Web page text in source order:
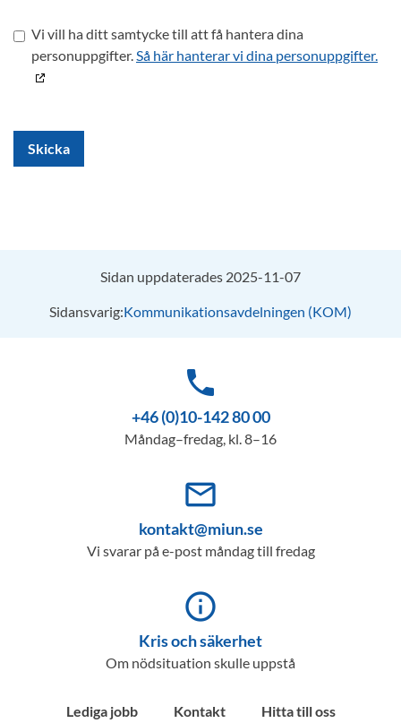
Vi vill ha ditt samtycke till att få hantera dina
personuppgifter.Så här hanterar vi dina personuppgifter.
Skicka
Sidan uppdaterades 2025-11-07
Sidansvarig:Kommunikationsavdelningen (KOM)
phone
+46 (0)10-142 80 00
Måndag–fredag, kl. 8–16
mail_outline
kontakt@miun.se
Vi svarar på e-post måndag till fredag
info_outline
Kris och säkerhet
Om nödsituation skulle uppstå
Lediga jobb Kontakt Hitta till oss